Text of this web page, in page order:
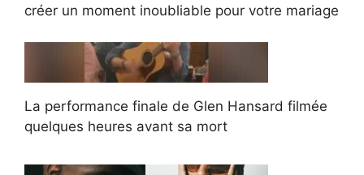
créer un moment inoubliable pour votre mariage
La performance finale de Glen Hansard filmée
quelques heures avant sa mort